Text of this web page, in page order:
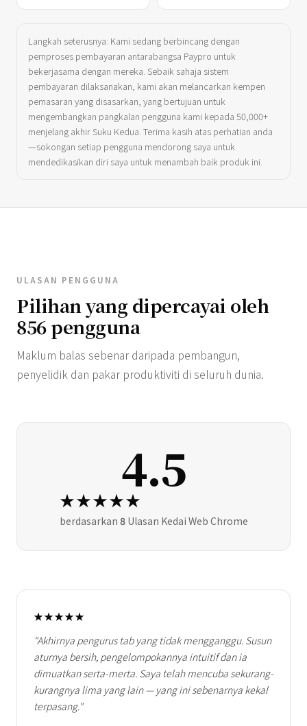
Langkah seterusnya: Kami sedang berbincang dengan
pemproses pembayaran antarabangsa Paypro untuk
bekerjasama dengan mereka. Sebaik sahaja sistem
pembayaran dilaksanakan, kami akan melancarkan kempen
pemasaran yang disasarkan, yang bertujuan untuk
mengembangkan pangkalan pengguna kami kepada 50,000+
menjelang akhir Suku Kedua. Terima kasih atas perhatian anda
—sokongan setiap pengguna mendorong saya untuk
mendedikasikan diri saya untuk menambah baik produk ini.
ULASAN PENGGUNA
Pilihan yang dipercayai oleh
856 pengguna
Maklum balas sebenar daripada pembangun,
penyelidik dan pakar produktiviti di seluruh dunia.
4.5
★★★★★
berdasarkan 8 Ulasan Kedai Web Chrome
★★★★★
"Akhirnya pengurus tab yang tidak mengganggu. Susun
aturnya bersih, pengelompokannya intuitif dan ia
dimuatkan serta-merta. Saya telah mencuba sekurang-
kurangnya lima yang lain — yang ini sebenarnya kekal
terpasang."